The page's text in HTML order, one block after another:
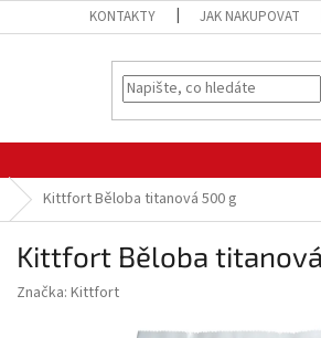
KONTAKTY JAK NAKUPOVAT
Kittfort Běloba titanová 500 g
Kittfort Běloba
Značka: Kittfort